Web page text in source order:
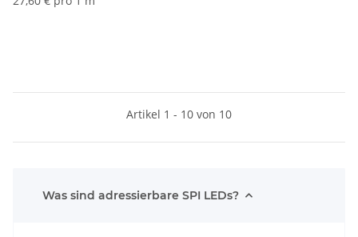
Artikel 1 - 10 von 10
Was sind adressierbare SPI LEDs?